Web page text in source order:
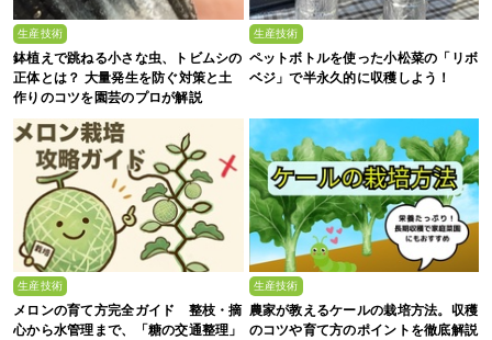
生産技術
鉢植えで跳ねる小さな虫、トビムシの
正体とは？ 大量発生を防ぐ対策と土
作りのコツを園芸のプロが解説
生産技術
ペットボトルを使った小松菜の「リボ
ベジ」で半永久的に収穫しよう！
生産技術
メロンの育て方完全ガイド 整枝・摘
心から水管理まで、「糖の交通整理」
生産技術
農家が教えるケールの栽培方法。収穫
のコツや育て方のポイントを徹底解説